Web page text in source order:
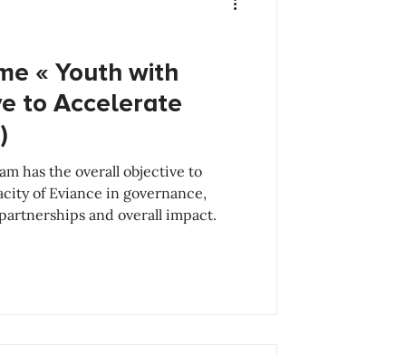
« Youth with
to Accelerate
has the overall objective to
of Eviance in governance,
and overall impact.